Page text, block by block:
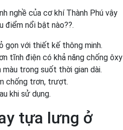
nghề của cơ khí Thành Phú vậy
điểm nổi bật nào??.
gọn với thiết kế thông minh.
tĩnh điện có khả năng chống ôxy
màu trong suốt thời gian dài.
chống trơn, trượt.
khi sử dụng.
tựa lưng ở